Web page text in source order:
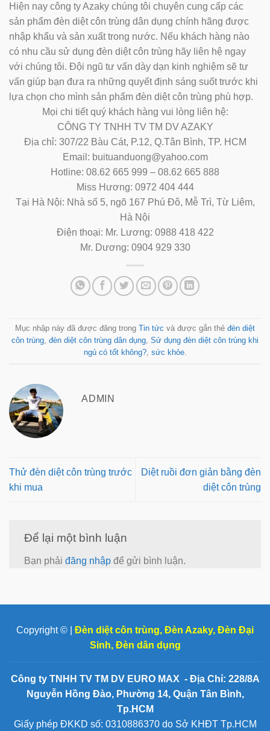
Hiện nay công ty Azaky chúng tôi chuyên cung cấp các
sản phẩm đèn diệt côn trùng dân dụng chính hãng được
nhập khẩu và sản xuất trong nước. Nếu khách hàng nào
có nhu cầu sử dụng đèn diệt côn trùng hãy liên hệ ngay
với chúng tôi. Đội ngũ tư vấn dày dạn kinh nghiệm sẽ tư
vấn giúp bạn đưa ra những quyết định sáng suốt trước khi
lựa chọn cho mình sản phẩm đèn diệt côn trùng phù hợp.
Mọi chi tiết quý khách hàng vui lòng liên hệ:
CÔNG TY TNHH TV TM DV AZAKY
Địa chỉ: 307/22 Bàu Cát, P.12, Q.Tân Bình, TP. HCM
Email: buituanduong@yahoo.com
Hotline: 08.62 665 999 – 08.62 665 888
Miss Hương: 0972 404 444
Tại Hà Nội: Nhà số 5, ngõ 167 Phú Đô, Mễ Trì, Từ Liêm,
Hà Nội
Điện thoại: Mr. Lương: 0988 418 422
Mr. Dương: 0904 929 330
Mục nhập này đã được đăng trong Tin tức và được gắn thẻ đèn diệt
côn trùng, đèn diệt côn trùng dân dụng, Sử dụng đèn diệt côn trùng khi
ngủ có tốt không?, sức khỏe.
ADMIN
Thử đèn diệt côn trùng trước
khi mua
Diệt ruồi đơn giản bằng đèn
diệt côn trùng
Để lại một bình luận
Bạn phải đăng nhập để gửi bình luận.
Copyright © | Đèn diệt côn trùng, Đèn Azaky, Đèn Đại
Sinh, Đèn dân dụng
Công ty TNHH TV TM DV EURO MAX - Địa Chỉ: 228/8A
Nguyễn Hồng Đào, Phường 14, Quận Tân Bình,
Tp.HCM
Giấy phép ĐKKD số: 0310886370 do Sở KHĐT Tp.HCM